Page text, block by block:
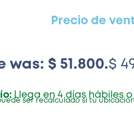
Precio de
$ 51.800.$
Llega en 4 días hábiles o
ser recalculado si tu